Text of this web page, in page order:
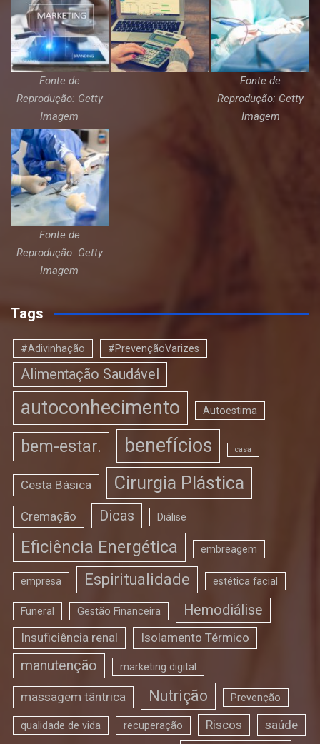
Fonte de
Reprodução: Getty
Imagem
Fonte de
Reprodução: Getty
Imagem
Fonte de
Reprodução: Getty
Imagem
Tags
#Adivinhação #PrevençãoVarizes
Alimentação Saudável
autoconhecimento Autoestima
bem-estar. benefícios casa
Cesta Básica Cirurgia Plástica
Cremação Dicas Diálise
Eficiência Energética embreagem
empresa Espiritualidade estética facial
Funeral Gestão Financeira Hemodiálise
Insuficiência renal Isolamento Térmico
manutenção marketing digital
massagem tântrica Nutrição Prevenção
qualidade de vida recuperação Riscos saúde